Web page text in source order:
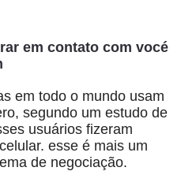
em contato com vocé
em todo o mundo usam
segundo um estudo de
usuários fizeram
esse é mais um
de negociação.